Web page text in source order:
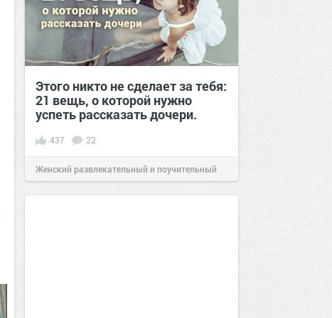
Этого никто не сделает за тебя:
21 вещь, о которой нужно
успеть рассказать дочери.
437 22
Женский развлекательный и поучительный
сайт.16:12 13 авг 2020